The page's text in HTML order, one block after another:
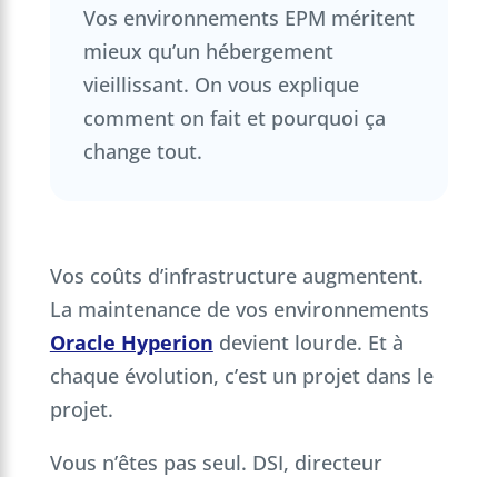
Vos environnements EPM méritent
mieux qu’un hébergement
vieillissant. On vous explique
comment on fait et pourquoi ça
change tout.
Vos coûts d’infrastructure augmentent.
La maintenance de vos environnements
Oracle Hyperion devient lourde. Et à
chaque évolution, c’est un projet dans le
projet.
Vous n’êtes pas seul. DSI, directeur